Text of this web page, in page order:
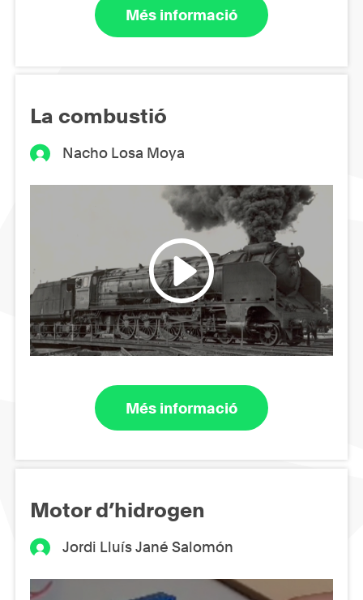
Més informació
La combustió
Nacho Losa Moya
Més informació
Motor d’hidrogen
Jordi Lluís Jané Salomón